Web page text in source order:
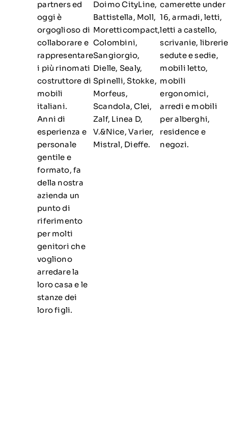
partners ed
oggi è
orgoglioso di
collaborare e
rappresentare
i più rinomati
costruttore di
mobili
italiani.
Anni di
esperienza e
personale
gentile e
formato, fa
della nostra
azienda un
punto di
riferimento
per molti
genitori che
vogliono
arredare la
loro casa e le
stanze dei
loro figli.
Doimo CityLine,
Battistella, Moll,
Moretticompact,
Colombini,
Sangiorgio,
Dielle, Sealy,
Spinelli, Stokke,
Morfeus,
Scandola, Clei,
Zalf, Linea D,
V.&Nice, Varier,
Mistral, Dieffe.
camerette under
16, armadi, letti,
letti a castello,
scrivanie,
sedute e sedie,
mobili letto,
mobili
ergonomici,
arredi e mobili
per alberghi,
residence e
negozi.